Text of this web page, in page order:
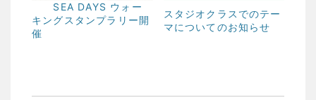
SEA DAYS ウォー
キングスタンプラリー開
催
スタジオクラスでのテー
マについてのお知らせ